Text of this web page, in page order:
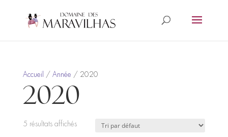
Accueil / Année / 2020
2020
5 résultats affichés